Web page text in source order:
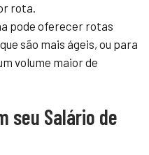
rota.
pode oferecer rotas
são mais ágeis, ou para
volume maior de
seu Salário de